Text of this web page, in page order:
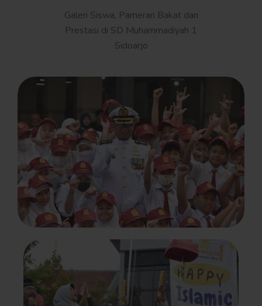
Galeri Siswa, Pameran Bakat dan
Prestasi di SD Muhammadiyah 1
Sidoarjo